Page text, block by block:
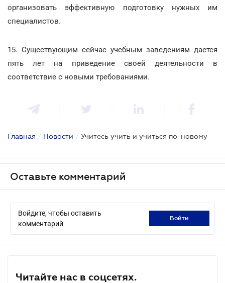
организовать эффективную подготовку нужных им
специалистов.
15. Существующим сейчас учебным заведениям дается
пять лет на приведение своей деятельности в
соответствие с новыми требованиями.
Главная / Новости / Учитесь учить и учиться по-новому
Оставьте комментарий
Войдите, чтобы оставить
комментарий
войти
Читайте нас в соцсетях.